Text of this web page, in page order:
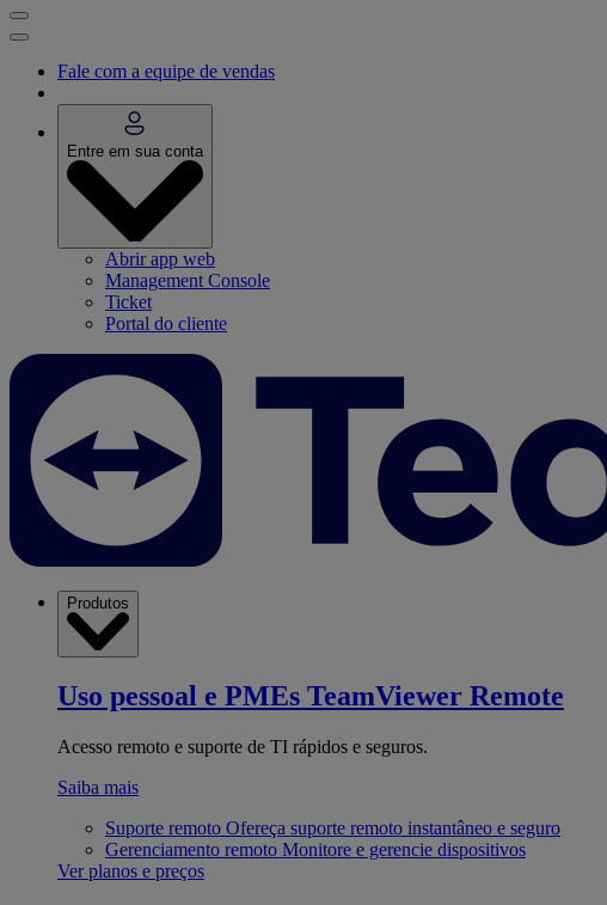
Fale com a equipe de vendas
Entre em sua conta
Abrir app web
Management Console
Ticket
Portal do cliente
Produtos
Uso pessoal e PMEs TeamViewer Remote
Acesso remoto e suporte de TI rápidos e seguros.
Saiba mais
Suporte remoto Ofereça suporte remoto instantâneo e seguro
Gerenciamento remoto Monitore e gerencie dispositivos
Ver planos e preços